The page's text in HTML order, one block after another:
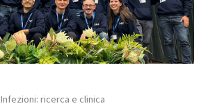
Infezioni: ricerca e clinica